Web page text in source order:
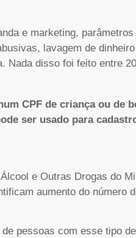
e marketing,
lavagem de
Nada disso foi feito entre
CPF de criança ou de
ser usado para
e Outras Drogas do
aumento do número
pessoas com esse tipo